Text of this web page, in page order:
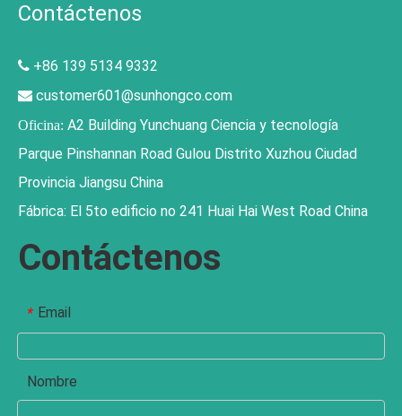
Contáctenos
 +86 139 5134 9332
 customer601@sunhongco.com
Oficina: A2 Building Yunchuang Ciencia y tecnología
Parque Pinshannan Road Gulou Distrito Xuzhou Ciudad
Provincia Jiangsu China
Fábrica: El 5to edificio no 241 Huai Hai West Road China
Contáctenos
* Email
Nombre